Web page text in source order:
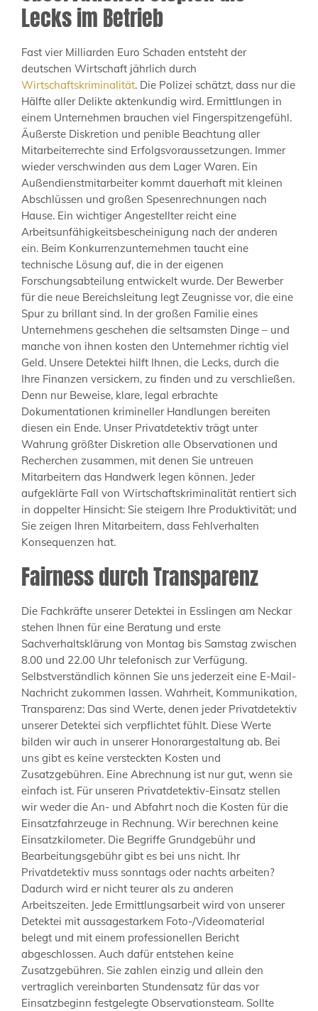
Lecks im Betrieb
Fast vier Milliarden Euro Schaden entsteht der
deutschen Wirtschaft jährlich durch
Wirtschaftskriminalität. Die Polizei schätzt, dass nur die
Hälfte aller Delikte aktenkundig wird. Ermittlungen in
einem Unternehmen brauchen viel Fingerspitzengefühl.
Äußerste Diskretion und penible Beachtung aller
Mitarbeiterrechte sind Erfolgsvoraussetzungen. Immer
wieder verschwinden aus dem Lager Waren. Ein
Außendienstmitarbeiter kommt dauerhaft mit kleinen
Abschlüssen und großen Spesenrechnungen nach
Hause. Ein wichtiger Angestellter reicht eine
Arbeitsunfähigkeitsbescheinigung nach der anderen
ein. Beim Konkurrenzunternehmen taucht eine
technische Lösung auf, die in der eigenen
Forschungsabteilung entwickelt wurde. Der Bewerber
für die neue Bereichsleitung legt Zeugnisse vor, die eine
Spur zu brillant sind. In der großen Familie eines
Unternehmens geschehen die seltsamsten Dinge – und
manche von ihnen kosten den Unternehmer richtig viel
Geld. Unsere Detektei hilft Ihnen, die Lecks, durch die
Ihre Finanzen versickern, zu finden und zu verschließen.
Denn nur Beweise, klare, legal erbrachte
Dokumentationen krimineller Handlungen bereiten
diesen ein Ende. Unser Privatdetektiv trägt unter
Wahrung größter Diskretion alle Observationen und
Recherchen zusammen, mit denen Sie untreuen
Mitarbeitern das Handwerk legen können. Jeder
aufgeklärte Fall von Wirtschaftskriminalität rentiert sich
in doppelter Hinsicht: Sie steigern Ihre Produktivität; und
Sie zeigen Ihren Mitarbeitern, dass Fehlverhalten
Konsequenzen hat.
Fairness durch Transparenz
Die Fachkräfte unserer Detektei in Esslingen am Neckar
stehen Ihnen für eine Beratung und erste
Sachverhaltsklärung von Montag bis Samstag zwischen
8.00 und 22.00 Uhr telefonisch zur Verfügung.
Selbstverständlich können Sie uns jederzeit eine E-Mail-
Nachricht zukommen lassen. Wahrheit, Kommunikation,
Transparenz: Das sind Werte, denen jeder Privatdetektiv
unserer Detektei sich verpflichtet fühlt. Diese Werte
bilden wir auch in unserer Honorargestaltung ab. Bei
uns gibt es keine versteckten Kosten und
Zusatzgebühren. Eine Abrechnung ist nur gut, wenn sie
einfach ist. Für unseren Privatdetektiv-Einsatz stellen
wir weder die An- und Abfahrt noch die Kosten für die
Einsatzfahrzeuge in Rechnung. Wir berechnen keine
Einsatzkilometer. Die Begriffe Grundgebühr und
Bearbeitungsgebühr gibt es bei uns nicht. Ihr
Privatdetektiv muss sonntags oder nachts arbeiten?
Dadurch wird er nicht teurer als zu anderen
Arbeitszeiten. Jede Ermittlungsarbeit wird von unserer
Detektei mit aussagestarkem Foto-/Videomaterial
belegt und mit einem professionellen Bericht
abgeschlossen. Auch dafür entstehen keine
Zusatzgebühren. Sie zahlen einzig und allein den
vertraglich vereinbarten Stundensatz für das vor
Einsatzbeginn festgelegte Observationsteam. Sollte